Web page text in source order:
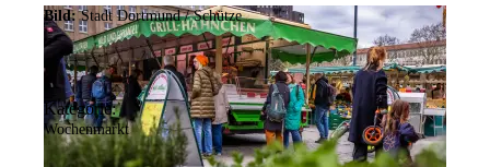
Bild: Stadt Dortmund / Schütze
Kategorie:
Wochenmarkt